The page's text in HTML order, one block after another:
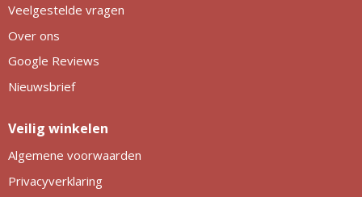
Veelgestelde vragen
Over ons
Google Reviews
Nieuwsbrief
Veilig winkelen
Algemene voorwaarden
Privacyverklaring